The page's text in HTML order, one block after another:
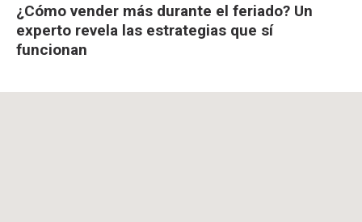
¿Cómo vender más durante el feriado? Un
experto revela las estrategias que sí
funcionan